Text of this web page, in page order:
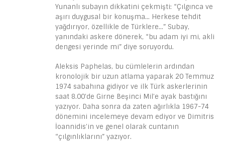
Yunanlı subayın dikkatini çekmişti: “Çılgınca ve
aşırı duygusal bir konuşma… Herkese tehdit
yağdırıyor, özellikle de Türklere…” Subay,
yanındaki askere dönerek, “bu adam iyi mi, akli
dengesi yerinde mi” diye soruyordu.
Aleksis Paphelas, bu cümlelerin ardından
kronolojik bir uzun atlama yaparak 20 Temmuz
1974 sabahına gidiyor ve ilk Türk askerlerinin
saat 8.00’de Girne Beşinci Mil’e ayak bastığını
yazıyor. Daha sonra da zaten ağırlıkla 1967-74
dönemini incelemeye devam ediyor ve Dimitris
İoannidis’in ve genel olarak cuntanın
“çılgınlıklarını” yazıyor.